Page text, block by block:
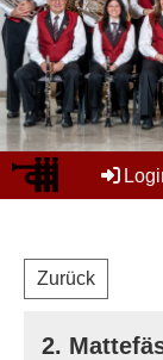
Zurück
2.